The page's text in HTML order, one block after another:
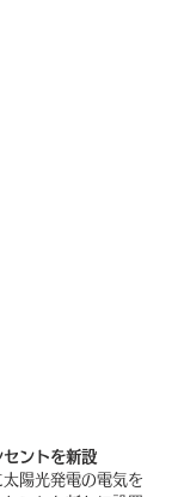
ントを新設
陽光発電の電気を